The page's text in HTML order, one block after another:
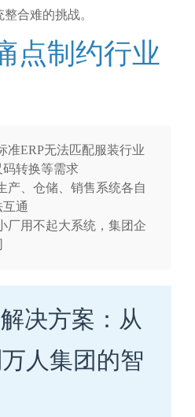
合难的挑战。
点制约行业
准ERP无法匹配服装行业
转换等需求
产、仓储、销售系统各自
通
厂用不起大系统，集团企
决方案：从
人集团的智